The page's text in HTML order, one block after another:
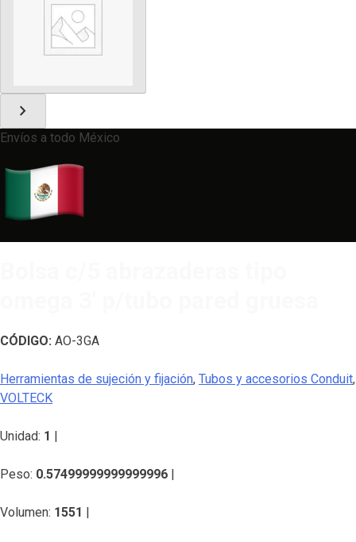
chevron_right
Envíos a todo México
CÓDIGO: AO-3GA
Herramientas de sujeción y fijación, Tubos y accesorios Conduit,
VOLTECK
Unidad: 1 |
Peso: 0.57499999999999996 |
Volumen: 1551 |